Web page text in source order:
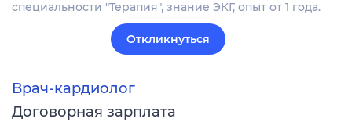
специальности "Терапия", знание ЭКГ, опыт от 1 года.
Откликнуться
Врач-кардиолог
Договорная зарплата